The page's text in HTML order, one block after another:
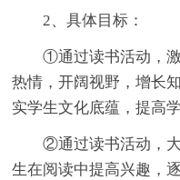
2、具体目标：
①通过读书活动，
热情，开阔视野，增长
实学生文化底蕴，提高
②通过读书活动，
生在阅读中提高兴趣，